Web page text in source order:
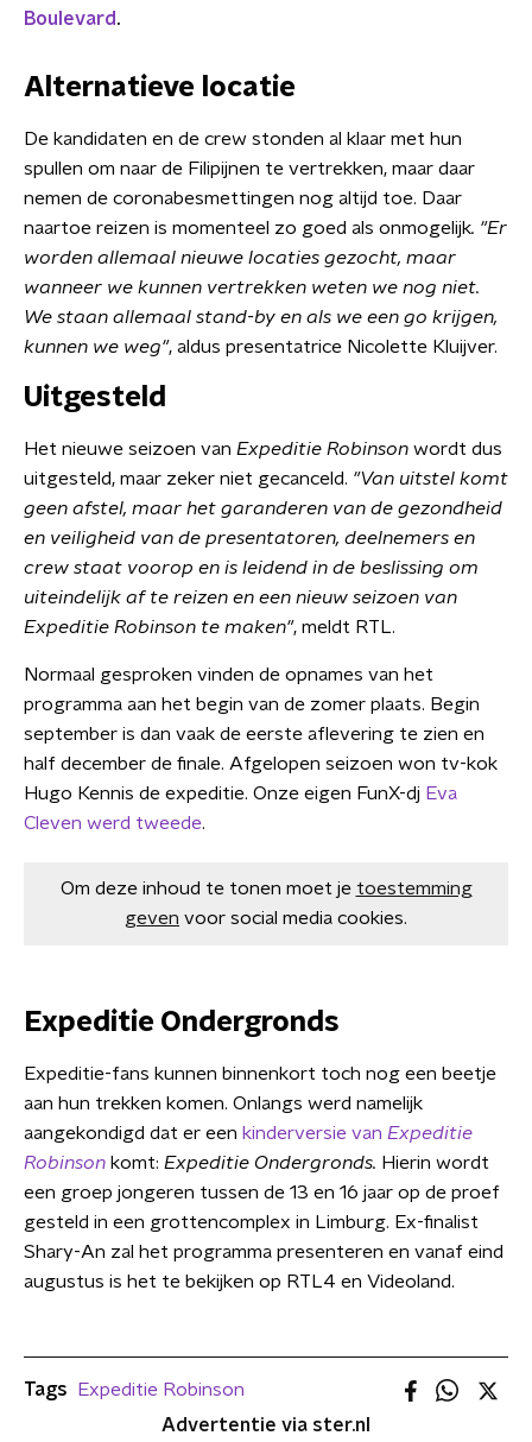
Boulevard.
Alternatieve locatie
De kandidaten en de crew stonden al klaar met hun
spullen om naar de Filipijnen te vertrekken, maar daar
nemen de coronabesmettingen nog altijd toe. Daar
naartoe reizen is momenteel zo goed als onmogelijk. "Er
worden allemaal nieuwe locaties gezocht, maar
wanneer we kunnen vertrekken weten we nog niet.
We staan allemaal stand-by en als we een go krijgen,
kunnen we weg", aldus presentatrice Nicolette Kluijver.
Uitgesteld
Het nieuwe seizoen van Expeditie Robinson wordt dus
uitgesteld, maar zeker niet gecanceld. "Van uitstel komt
geen afstel, maar het garanderen van de gezondheid
en veiligheid van de presentatoren, deelnemers en
crew staat voorop en is leidend in de beslissing om
uiteindelijk af te reizen en een nieuw seizoen van
Expeditie Robinson te maken", meldt RTL.
Normaal gesproken vinden de opnames van het
programma aan het begin van de zomer plaats. Begin
september is dan vaak de eerste aflevering te zien en
half december de finale. Afgelopen seizoen won tv-kok
Hugo Kennis de expeditie. Onze eigen FunX-dj Eva
Cleven werd tweede.
Om deze inhoud te tonen moet je toestemming
geven voor social media cookies.
Expeditie Ondergronds
Expeditie-fans kunnen binnenkort toch nog een beetje
aan hun trekken komen. Onlangs werd namelijk
aangekondigd dat er een kinderversie van Expeditie
Robinson komt: Expeditie Ondergronds. Hierin wordt
een groep jongeren tussen de 13 en 16 jaar op de proef
gesteld in een grottencomplex in Limburg. Ex-finalist
Shary-An zal het programma presenteren en vanaf eind
augustus is het te bekijken op RTL4 en Videoland.
Tags
Expeditie Robinson
Advertentie via ster.nl